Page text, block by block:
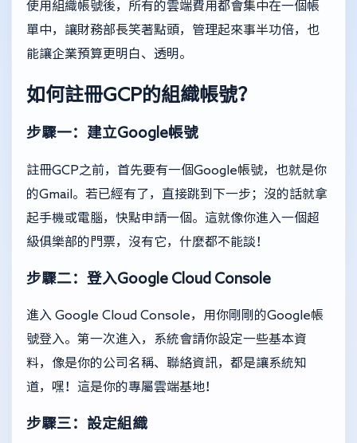
使用組織帳號後，所有的雲端費用都會集中在一個帳
單中，讓財務部長笑著點頭，管理起來事半功倍，也
能讓企業預算更明白、透明。
如何註冊GCP的組織帳號？
步驟一：建立Google帳號
註冊GCP之前，首先要有一個Google帳號，也就是你
的Gmail。若已經有了，直接跳到下一步；沒的話就拿
起手機或電腦，快點申請一個。這就像你進入一個超
級俱樂部的門票，沒有它，什麼都不能談！
步驟二：登入Google Cloud Console
進入 Google Cloud Console，用你剛剛的Google帳
號登入。第一次進入，系統會請你設定一些基本資
料，像是你的公司名稱、聯絡資訊，都是讓系統知
道，嘿！這是你的專屬雲端基地！
步驟三：設定組織